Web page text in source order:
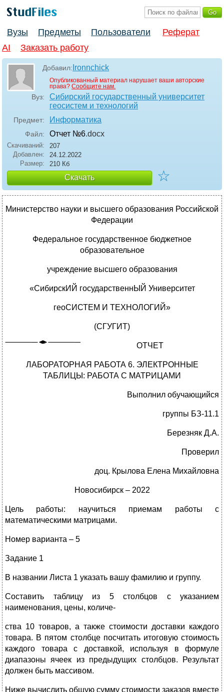
Вузы Предметы Пользователи
Реферат
AI
Заказать работу
Добавил: Ironnchick
Опубликованный материал нарушает ваши авторские
права? Сообщите нам.
Вуз:
Сибирский государственный университет
геосистем и технологий
Предмет: Информатика
Файл: Отчет №6.docx
Скачиваний:
207
Добавлен:
24.12.2022
Размер:
210 Кб
Скачать ☆
Министерство науки и высшего образования Российской
Федерации
Федеральное государственное бюджетное
образовательное
учреждение высшего образования
«СибирскИЙ государственнЫЙ Университет
геоСИСТЕМ И ТЕХНОЛОГИЙ»
(СГУГИТ)
ОТЧЕТ
ЛАБОРАТОРНАЯ РАБОТА 6. ЭЛЕКТРОННЫЕ
ТАБЛИЦЫ: РАБОТА С МАТРИЦАМИ
Выполнил обучающийся
группы БЗ-11.1
Березняк Д.А.
Проверил
доц. Крылова Елена Михайловна
Новосибирск – 2022
Цель работы: научиться приемам работы с
математическими матрицами.
Номер варианта – 5
Задание 1
В названии Листа 1 указать вашу фамилию и группу.
Составить таблицу из 5 столбцов с указанием
наименования, цены, количе-
ства 10 товаров, а также стоимости доставки каждого
товара. В пятом столбце посчитать итоговую стоимость
каждого товара с доставкой, используя в формуле
диапазоны ячеек из предыдущих столбцов. Результат
должен быть массивом.
Ниже вычислить общую сумму стоимости заказов вместе